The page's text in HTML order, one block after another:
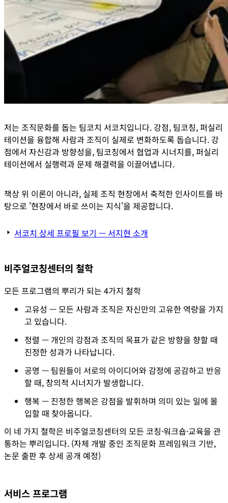
저는 조직문화를 돕는 팀코치 서코치입니다. 강점, 팀코칭, 퍼실리
테이션을 융합해 사람과 조직이 실제로 변화하도록 돕습니다. 강
점에서 자신감과 방향성을, 팀코칭에서 협업과 시너지를, 퍼실리
테이션에서 실행력과 문제 해결력을 이끌어냅니다.
책상 위 이론이 아니라, 실제 조직 현장에서 축적한 인사이트를 바
탕으로 '현장에서 바로 쓰이는 지식'을 제공합니다.
서코치 상세 프로필 보기 — 서지현 소개
비주얼코칭센터의 철학
모든 프로그램의 뿌리가 되는 4가지 철학
고유성 — 모든 사람과 조직은 자신만의 고유한 역량을 가지
고 있습니다.
정렬 — 개인의 강점과 조직의 목표가 같은 방향을 향할 때
진정한 성과가 나타납니다.
공명 — 팀원들이 서로의 아이디어와 감정에 공감하고 반응
할 때, 창의적 시너지가 발생합니다.
행복 — 진정한 행복은 강점을 발휘하며 의미 있는 일에 몰
입할 때 찾아옵니다.
이 네 가지 철학은 비주얼코칭센터의 모든 코칭·워크숍·교육을 관
통하는 뿌리입니다. (자체 개발 중인 조직문화 프레임워크 기반,
논문 출판 후 상세 공개 예정)
서비스 프로그램